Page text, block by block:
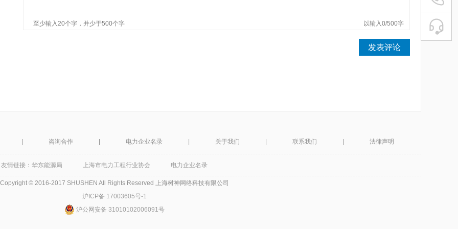
至少输入20个字，并少于500个字 以输入0/500字
发表评论
咨询合作 电力企业名录 关于我们 联系我们 法律声明
友情链接： 华东能源局 上海市电力工程行业协会 电力企业名录
Copyright © 2016-2017 SHUSHEN All Rights Reserved 上海树神网络科技有限公司
沪ICP备 17003605号-1
沪公网安备 31010102006091号
魔电平台
微信扫描